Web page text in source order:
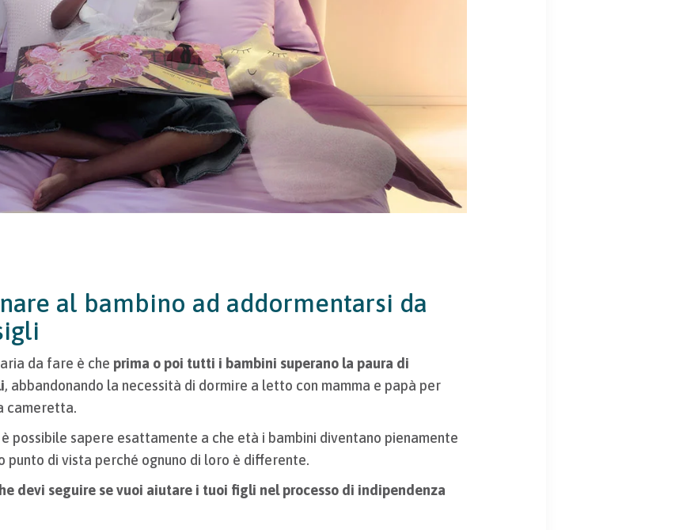
al bambino ad addormentarsi da
da fare è che prima o poi tutti i bambini superano la paura di
, abbandonando la necessità di dormire a letto con mamma e papà per
cameretta.
possibile sapere esattamente a che età i bambini diventano pienamente
punto di vista perché ognuno di loro è differente.
devi seguire se vuoi aiutare i tuoi figli nel processo di indipendenza